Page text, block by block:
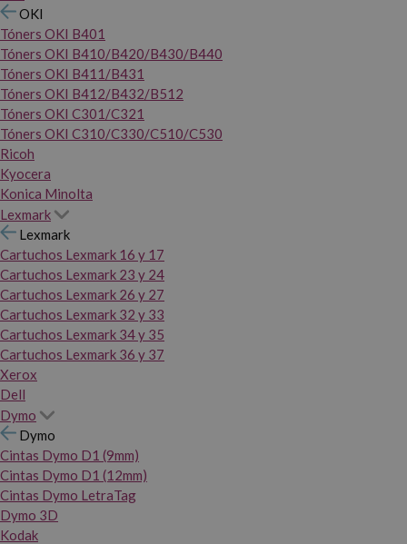
OKI
Tóners OKI B401
Tóners OKI B410/B420/B430/B440
Tóners OKI B411/B431
Tóners OKI B412/B432/B512
Tóners OKI C301/C321
Tóners OKI C310/C330/C510/C530
Ricoh
Kyocera
Konica Minolta
Lexmark
Lexmark
Cartuchos Lexmark 16 y 17
Cartuchos Lexmark 23 y 24
Cartuchos Lexmark 26 y 27
Cartuchos Lexmark 32 y 33
Cartuchos Lexmark 34 y 35
Cartuchos Lexmark 36 y 37
Xerox
Dell
Dymo
Dymo
Cintas Dymo D1 (9mm)
Cintas Dymo D1 (12mm)
Cintas Dymo LetraTag
Dymo 3D
Kodak